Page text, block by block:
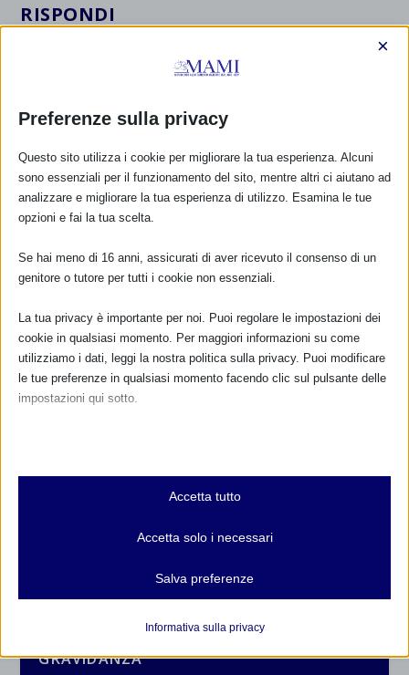
RISPONDI
CALENDARIO EVENTI
GRAVIDANZA
Preferenze sulla privacy
×
Questo sito utilizza i cookie per migliorare la tua esperienza. Alcuni
sono essenziali per il funzionamento del sito, mentre altri ci aiutano ad
analizzare e migliorare la tua esperienza di utilizzo. Esamina le tue
opzioni e fai la tua scelta.
Se hai meno di 16 anni, assicurati di aver ricevuto il consenso di un
genitore o tutore per tutti i cookie non essenziali.
La tua privacy è importante per noi. Puoi regolare le impostazioni dei
cookie in qualsiasi momento. Per maggiori informazioni su come
utilizziamo i dati, leggi la nostra politica sulla privacy. Puoi modificare
le tue preferenze in qualsiasi momento facendo clic sul pulsante delle
impostazioni qui sotto.
Essenziali
I cookie e i servizi essenziali abilitano le funzioni di base e sono
e servizi non richiedono il consenso dell'utente secondo il GDPR.
Analitici
interagiscono con il nostro sito web.
Accetta tutto
Accetta solo i necessari
Salva preferenze
Informativa sulla privacy